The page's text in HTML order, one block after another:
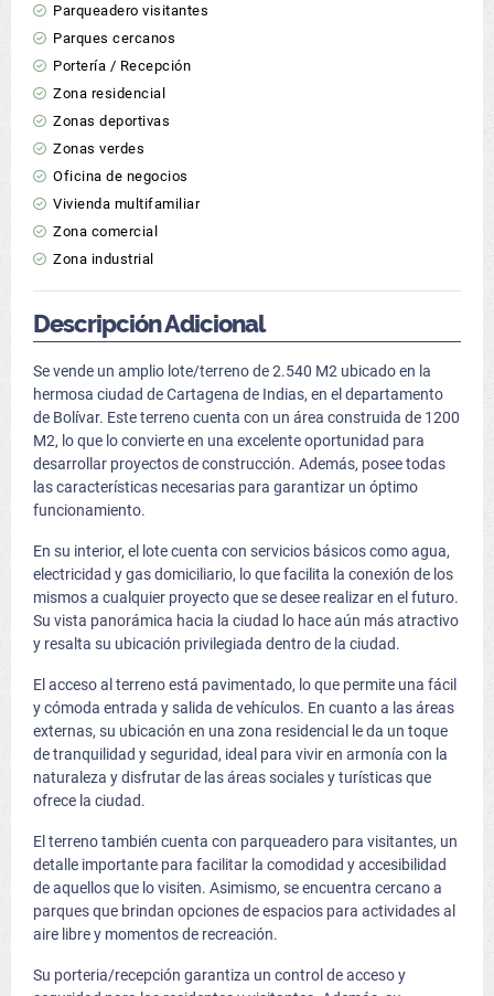
Parqueadero visitantes
Parques cercanos
Portería / Recepción
Zona residencial
Zonas deportivas
Zonas verdes
Oficina de negocios
Vivienda multifamiliar
Zona comercial
Zona industrial
Descripción Adicional
Se vende un amplio lote/terreno de 2.540 M2 ubicado en la
hermosa ciudad de Cartagena de Indias, en el departamento
de Bolívar. Este terreno cuenta con un área construida de 1200
M2, lo que lo convierte en una excelente oportunidad para
desarrollar proyectos de construcción. Además, posee todas
las características necesarias para garantizar un óptimo
funcionamiento.
En su interior, el lote cuenta con servicios básicos como agua,
electricidad y gas domiciliario, lo que facilita la conexión de los
mismos a cualquier proyecto que se desee realizar en el futuro.
Su vista panorámica hacia la ciudad lo hace aún más atractivo
y resalta su ubicación privilegiada dentro de la ciudad.
El acceso al terreno está pavimentado, lo que permite una fácil
y cómoda entrada y salida de vehículos. En cuanto a las áreas
externas, su ubicación en una zona residencial le da un toque
de tranquilidad y seguridad, ideal para vivir en armonía con la
naturaleza y disfrutar de las áreas sociales y turísticas que
ofrece la ciudad.
El terreno también cuenta con parqueadero para visitantes, un
detalle importante para facilitar la comodidad y accesibilidad
de aquellos que lo visiten. Asimismo, se encuentra cercano a
parques que brindan opciones de espacios para actividades al
aire libre y momentos de recreación.
Su porteria/recepción garantiza un control de acceso y